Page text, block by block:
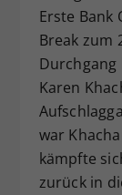
Erste Bank
Break zum
Karen
war
kämpfte
zurück in